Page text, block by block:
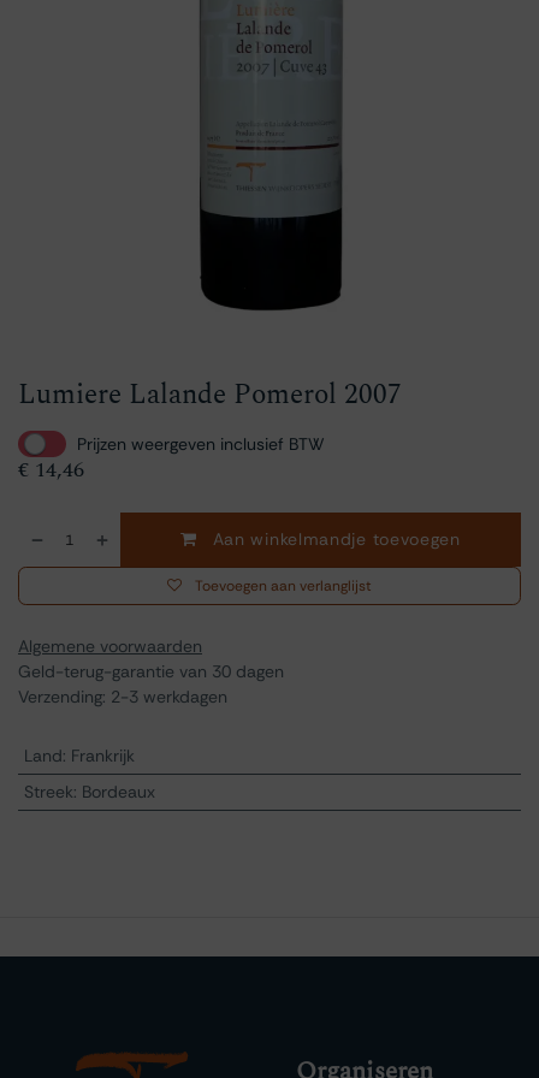
Lumiere Lalande Pomerol 2007
Prijzen weergeven inclusief BTW
€ 14,46
Aan winkelmandje toevoegen
Toevoegen aan verlanglijst
Algemene voorwaarden
Geld-terug-garantie van 30 dagen
Verzending: 2-3 werkdagen
Land: Frankrijk
Streek: Bordeaux